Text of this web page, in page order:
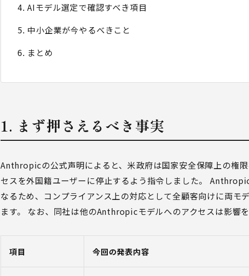
4. AIモデル選定で確認すべき項目
5. 中小企業が今やるべきこと
6. まとめ
1. まず押さえるべき事実
Anthropicの公式声明によると、米政府は国家安全保障上の権
セスを外国籍ユーザーに停止するよう指令しました。
なるため、コンプライアンス上の対応として全顧客向けに両モ
ます。 なお、同社は他のAnthropicモデルへのアクセスは影響
項目 今回の発表内容